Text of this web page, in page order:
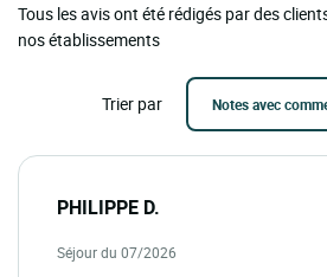
Tous les avis ont été rédigés par des
nos établissements
Trier par
PHILIPPE D.
Séjour du 07/2026